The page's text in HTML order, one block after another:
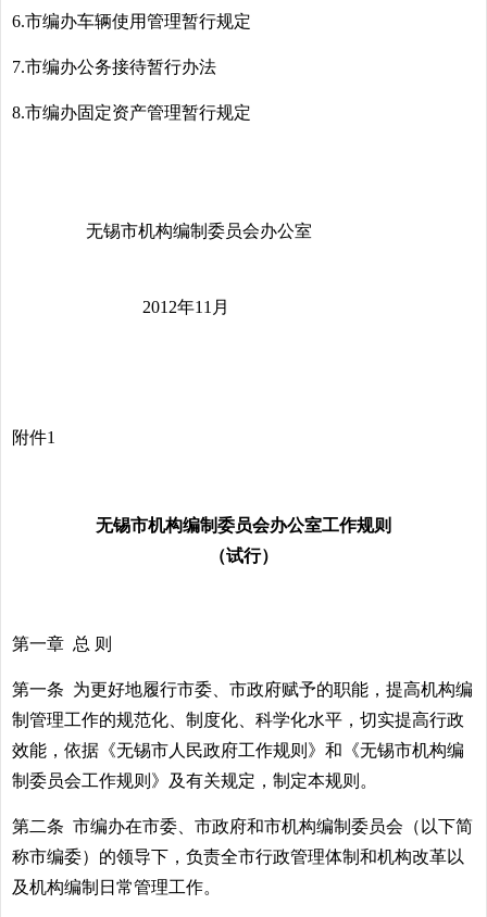
6.市编办车辆使用管理暂行规定
7.市编办公务接待暂行办法
8.市编办固定资产管理暂行规定
无锡市机构编制委员会办公室
2012年11月
附件1
无锡市机构编制委员会办公室工作规则
（试行）
第一章 总 则
第一条 为更好地履行市委、市政府赋予的职能，提高机构编
制管理工作的规范化、制度化、科学化水平，切实提高行政
效能，依据《无锡市人民政府工作规则》和《无锡市机构编
制委员会工作规则》及有关规定，制定本规则。
第二条 市编办在市委、市政府和市机构编制委员会（以下简
称市编委）的领导下，负责全市行政管理体制和机构改革以
及机构编制日常管理工作。